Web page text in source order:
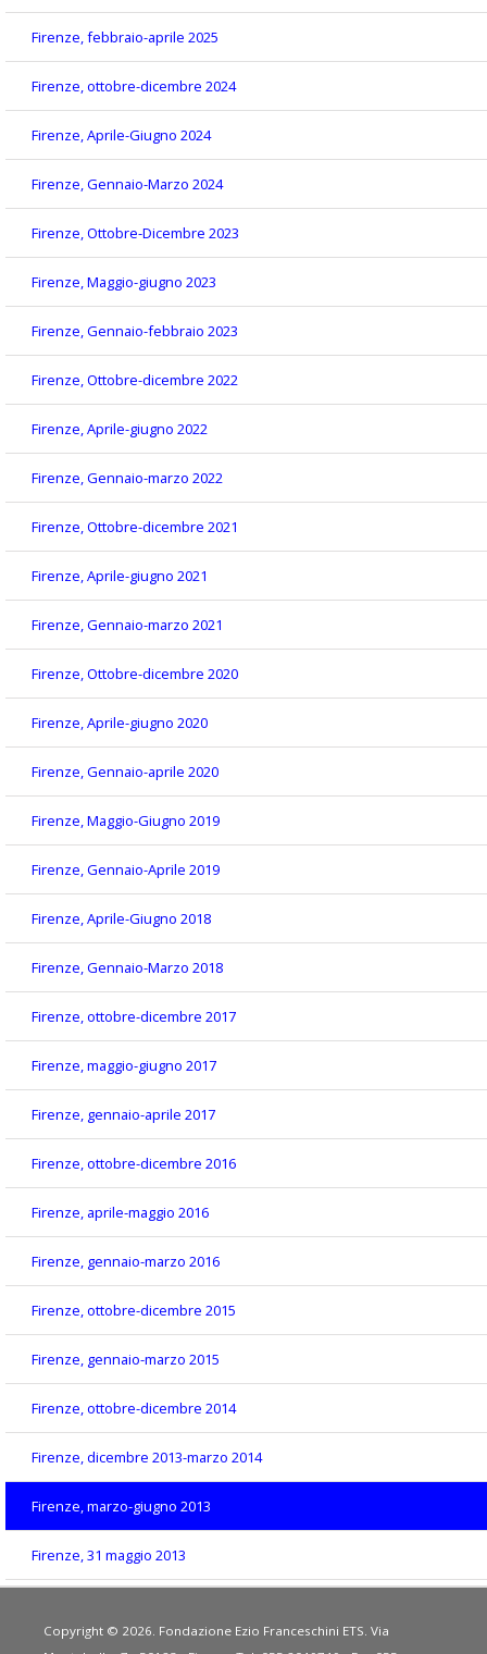
Firenze, febbraio-aprile 2025
Firenze, ottobre-dicembre 2024
Firenze, Aprile-Giugno 2024
Firenze, Gennaio-Marzo 2024
Firenze, Ottobre-Dicembre 2023
Firenze, Maggio-giugno 2023
Firenze, Gennaio-febbraio 2023
Firenze, Ottobre-dicembre 2022
Firenze, Aprile-giugno 2022
Firenze, Gennaio-marzo 2022
Firenze, Ottobre-dicembre 2021
Firenze, Aprile-giugno 2021
Firenze, Gennaio-marzo 2021
Firenze, Ottobre-dicembre 2020
Firenze, Aprile-giugno 2020
Firenze, Gennaio-aprile 2020
Firenze, Maggio-Giugno 2019
Firenze, Gennaio-Aprile 2019
Firenze, Aprile-Giugno 2018
Firenze, Gennaio-Marzo 2018
Firenze, ottobre-dicembre 2017
Firenze, maggio-giugno 2017
Firenze, gennaio-aprile 2017
Firenze, ottobre-dicembre 2016
Firenze, aprile-maggio 2016
Firenze, gennaio-marzo 2016
Firenze, ottobre-dicembre 2015
Firenze, gennaio-marzo 2015
Firenze, ottobre-dicembre 2014
Firenze, dicembre 2013-marzo 2014
Firenze, marzo-giugno 2013
Firenze, 31 maggio 2013
Copyright © 2026. Fondazione Ezio Franceschini ETS. Via